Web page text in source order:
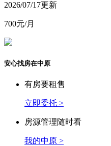
2026/07/17更新
700元/月
安心找房在中原
有房要租售
立即委托 >
房源管理随时看
我的中原 >